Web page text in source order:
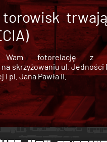
torowisk
Wam fotorelację z
skrzyżowaniu ul. Jedności
pl. Jana Pawła II.